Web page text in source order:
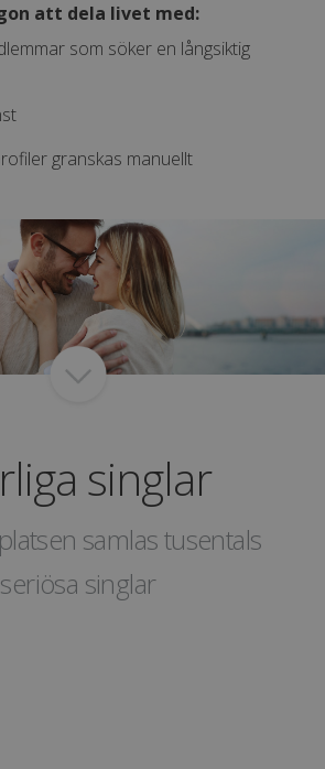
att dela livet med:
som söker en långsiktig
granskas manuellt
singlar
samlas tusentals
seriösa singlar